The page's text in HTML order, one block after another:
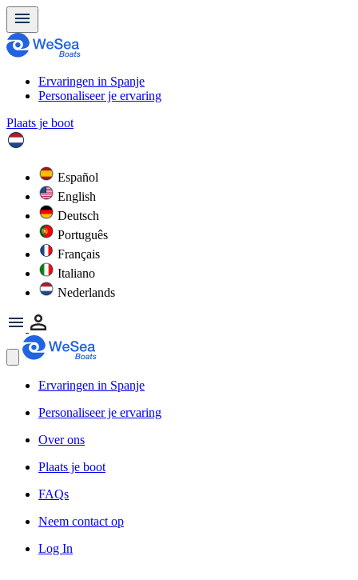
Ervaringen in Spanje
Personaliseer je ervaring
Plaats je boot
Español
English
Deutsch
Português
Français
Italiano
Nederlands
Ervaringen in Spanje
Personaliseer je ervaring
Over ons
Plaats je boot
FAQs
Neem contact op
Log In